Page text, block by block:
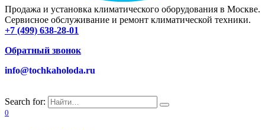
Продажа и установка климатического оборудования в Москве.
Сервисное обслуживание и ремонт климатической техники.
+7 (499) 638-28-01
Обратный звонок
info@tochkaholoda.ru
Search for:
0